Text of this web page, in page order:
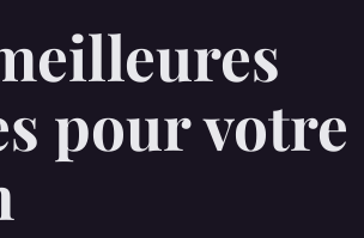
pour votre